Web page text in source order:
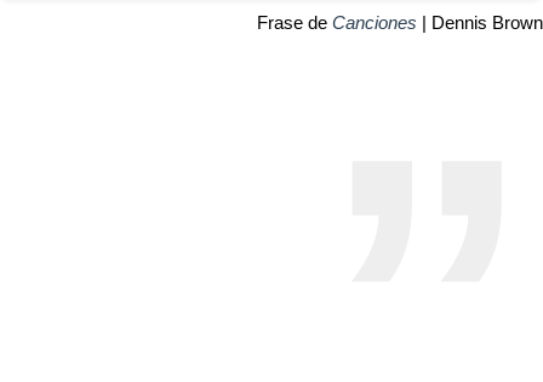
Frase de Canciones | Dennis Brown